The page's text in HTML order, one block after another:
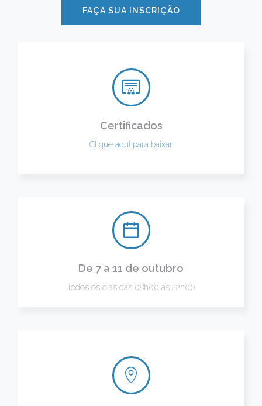
FAÇA SUA INSCRIÇÃO
Certificados
Clique aqui para baixar
De 7 a 11 de outubro
Todos os dias das 08h00 às 22h00